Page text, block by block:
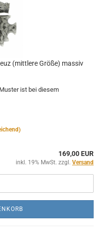
(mittlere Größe) massiv
ist bei diesem
169,00 EUR
inkl. 19% MwSt. zzgl. Versand